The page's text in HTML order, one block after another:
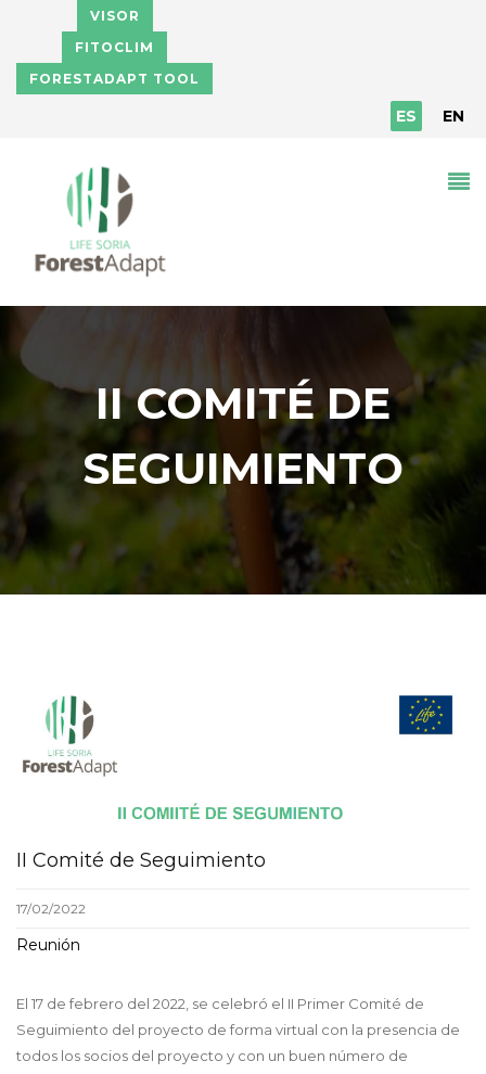
Pasar al contenido principal
VISOR
FITOCLIM
FORESTADAPT TOOL
ES EN
II COMITÉ DE
SEGUIMIENTO
II Comité de Seguimiento
17/02/2022
Reunión
El 17 de febrero del 2022, se celebró el II Primer Comité de
Seguimiento del proyecto de forma virtual con la presencia de
todos los socios del proyecto y con un buen número de